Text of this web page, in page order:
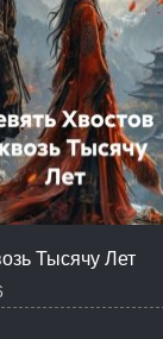
Тысячу Лет